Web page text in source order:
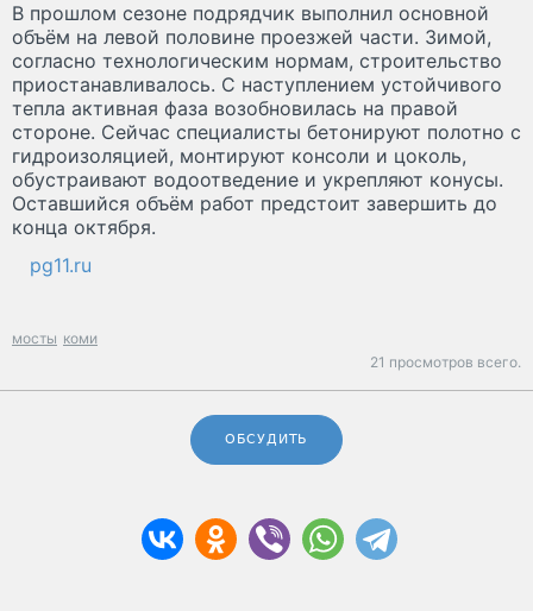
В прошлом сезоне подрядчик выполнил основной
объём на левой половине проезжей части. Зимой,
согласно технологическим нормам, строительство
приостанавливалось. С наступлением устойчивого
тепла активная фаза возобновилась на правой
стороне. Сейчас специалисты бетонируют полотно с
гидроизоляцией, монтируют консоли и цоколь,
обустраивают водоотведение и укрепляют конусы.
Оставшийся объём работ предстоит завершить до
конца октября.
pg11.ru
мосты коми
21 просмотров всего.
ОБСУДИТЬ